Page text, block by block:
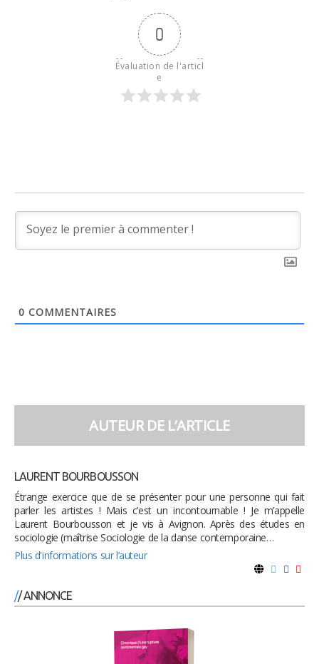
0
Évaluation de l'articl
e
0 COMMENTAIRES
AUTEUR DE L’ARTICLE
LAURENT BOURBOUSSON
Étrange exercice que de se présenter pour une personne qui fait
parler les artistes ! Mais c’est un incontournable ! Je m’appelle
Laurent Bourbousson et je vis à Avignon. Après des études en
sociologie (maîtrise Sociologie de la danse contemporaine…
Plus d'informations sur l’auteur
/ ANNONCE